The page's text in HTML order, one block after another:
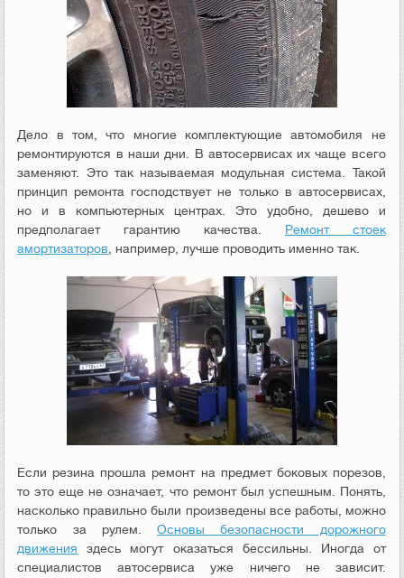
Дело в том, что многие комплектующие автомобиля не
ремонтируются в наши дни. В автосервисах их чаще всего
заменяют. Это так называемая модульная система. Такой
принцип ремонта господствует не только в автосервисах,
но и в компьютерных центрах. Это удобно, дешево и
предполагает гарантию качества. Ремонт стоек
амортизаторов , например, лучше проводить именно так.
Если резина прошла ремонт на предмет боковых порезов,
то это еще не означает, что ремонт был успешным. Понять,
насколько правильно были произведены все работы, можно
только за рулем.Основы безопасности дорожного
движения здесь могут оказаться бессильны. Иногда от
специалистов автосервиса уже ничего не зависит.